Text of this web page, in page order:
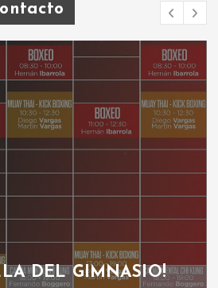
DEL GIMNASIO!